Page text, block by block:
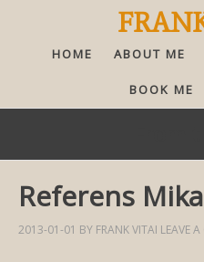
HOME ABOUT ME
BOOK ME
Referens
2013-01-01 BY FRANK VITAI LEAVE